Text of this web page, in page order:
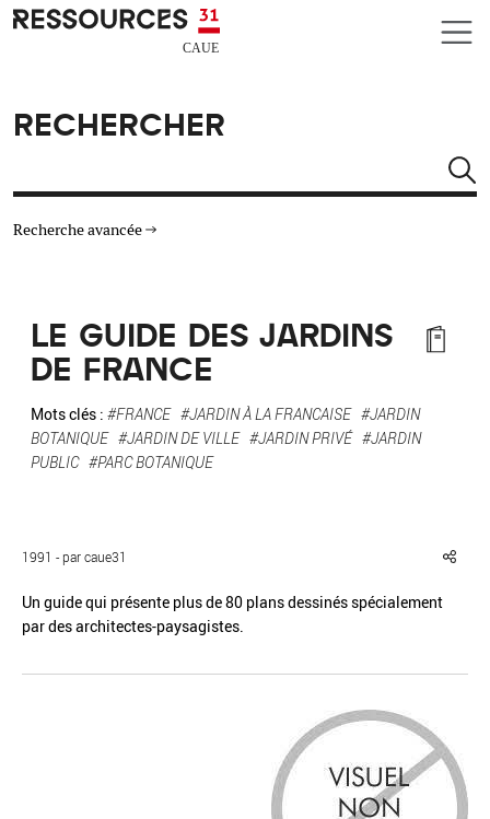
Aller au contenu principal
CAUE RESSOURCES 31
RECHERCHER
Recherche avancée
TYPE DE RESSOURCES
MATÉRIAUX
AUTRES CRITÈRES
Réinitialiser Fermer la recherche avancée
LE GUIDE DES JARDINS
DE FRANCE
Mots clés : #FRANCE #JARDIN À LA FRANCAISE #JARDIN
BOTANIQUE #JARDIN DE VILLE #JARDIN PRIVÉ #JARDIN
PUBLIC #PARC BOTANIQUE
1991 - par caue31
Un guide qui présente plus de 80 plans dessinés spécialement
par des architectes-paysagistes.